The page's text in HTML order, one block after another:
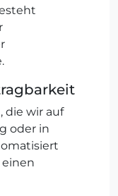
die wir auf
oder in
einen